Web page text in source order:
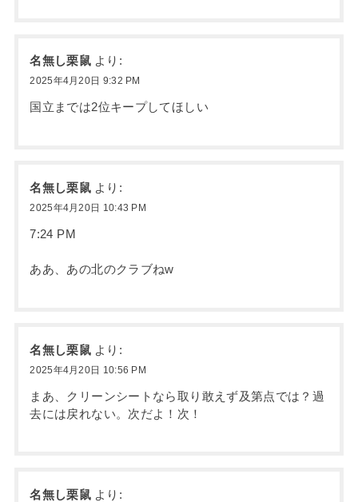
名無し栗鼠 より:
2025年4月20日 9:32 PM
国立までは2位キープしてほしい
名無し栗鼠 より:
2025年4月20日 10:43 PM
7:24 PM
ああ、あの北のクラブねw
名無し栗鼠 より:
2025年4月20日 10:56 PM
まあ、クリーンシートなら取り敢えず及第点では？過
去には戻れない。次だよ！次！
名無し栗鼠 より: